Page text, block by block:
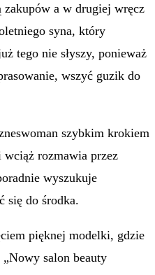
zakupów a w drugiej wręcz
syna, który
tego nie słyszy, ponieważ
wszyć guzik do
szybkim krokiem
wciąż rozmawia przez
wyszukuje
się do środka.
pięknej modelki, gdzie
salon beauty